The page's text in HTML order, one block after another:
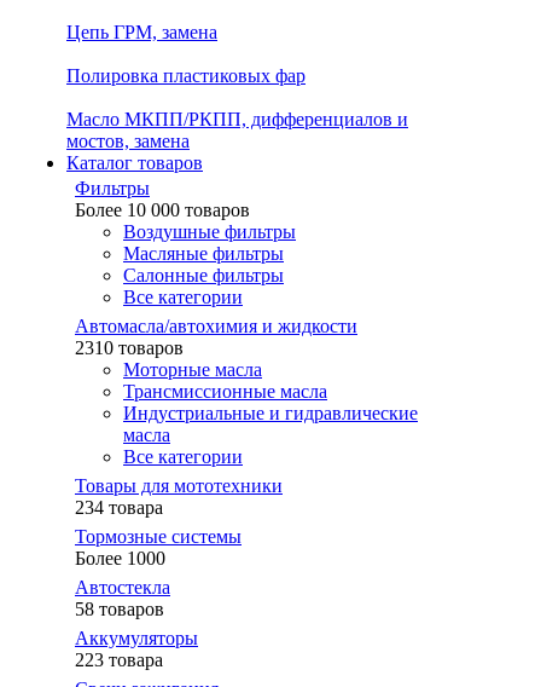
Цепь ГРМ, замена
Полировка пластиковых фар
Масло МКПП/РКПП, дифференциалов и
мостов, замена
Каталог товаров
Фильтры
Более 10 000 товаров
Воздушные фильтры
Масляные фильтры
Салонные фильтры
Все категории
Автомасла/автохимия и жидкости
2310 товаров
Моторные масла
Трансмиссионные масла
Индустриальные и гидравлические
масла
Все категории
Товары для мототехники
234 товара
Тормозные системы
Более 1000
Автостекла
58 товаров
Аккумуляторы
223 товара